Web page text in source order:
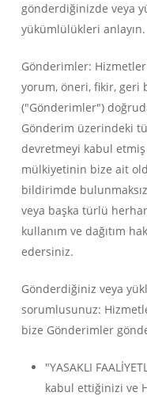
gönderdiğinizde veya
yükümlülükleri anlayın.
Gönderimler:
yorum, öneri, fikir, geri
("Gönderimler")
Gönderim üzerindeki
devretmeyi kabul
mülkiyetinin bize ait
bildirimde
veya başka türlü
kullanım ve dağıtım
edersiniz.
Gönderdiğiniz veya
sorumlusunuz:
bize Gönderimler
"YASAKLI
kabul ettiğinizi ve